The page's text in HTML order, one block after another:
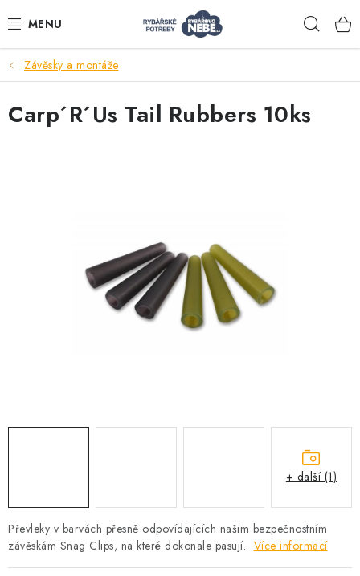
na
Akce
Navijáky
Nástrahy a krmení
Péče o rybu
Závěsky a montáže
Převleky v barvách přesně odpovídajících našim bezpečnostním
závěskám Snag Clips, na které dokonale pasují. Více informací
Carp´R´Us Tail Rubbers 10ks
+ další (1)